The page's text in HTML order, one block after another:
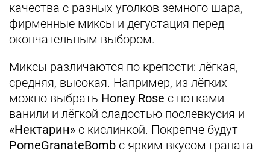
качества с разных уголков земного шара,
фирменные миксы и дегустация перед
окончательным выбором.
Миксы различаются по крепости: лёгкая,
средняя, высокая. Например, из лёгких
можно выбрать Honey Rose с нотками
ванили и лёгкой сладостью послевкусия и
«Нектарин» с кислинкой. Покрепче будут
PomeGranateBomb с ярким вкусом граната